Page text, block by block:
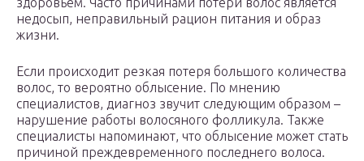
недосып, неправильный рацион питания и образ
жизни.
Если происходит резкая потеря большого количества
волос, то вероятно облысение. По мнению
специалистов, диагноз звучит следующим образом –
нарушение работы волосяного фолликула. Также
специалисты напоминают, что облысение может стать
причиной преждевременного последнего волоса.